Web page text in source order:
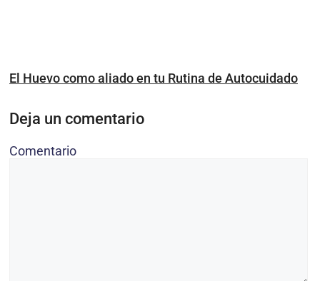
El Huevo como aliado en tu Rutina de Autocuidado
Deja un comentario
Comentario